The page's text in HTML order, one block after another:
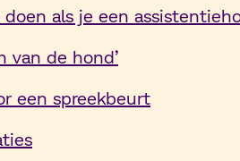
doen als je een
van de hond’
een spreekbeurt